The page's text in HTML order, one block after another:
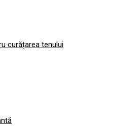
curățarea tenului